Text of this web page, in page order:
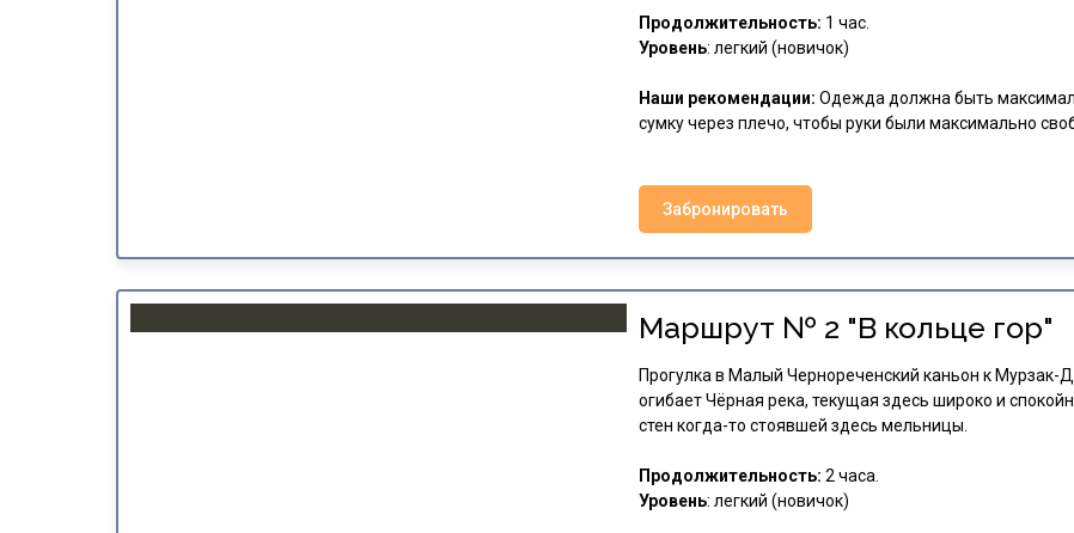
Продолжительность: 1 час.
Уровень: легкий (новичок)
Наши рекомендации: Одежда должна быть
сумку через плечо, чтобы руки были максимально
Забронировать
Маршрут № 2 "В кольце гор"
Прогулка в Малый Чернореченский каньон к
огибает Чёрная река, текущая здесь широко и
стен когда-то стоявшей здесь мельницы.
Продолжительность: 2 часа.
Уровень: легкий (новичок)